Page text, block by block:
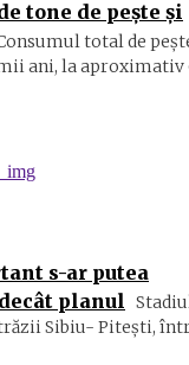
tone de peşte şi
total de
ani, la aproximativ
s-ar putea
planul
Sibiu- Piteşti,